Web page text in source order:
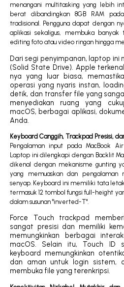
menangani multitasking yang lebih
berat dibandingkan 8GB RAM
tradisional. Pengguna dapat dengan
aplikasi sekaligus, membuka
editing foto atau video ringan hingga
Dari segi penyimpanan, laptop ini
(Solid State Drive). Apple
nya yang luar biasa,
operasi yang nyaris instan,
detik, dan transfer file yang
menyediakan ruang yang
macOS, berbagai aplikasi,
Anda.
Keyboard Canggih, Trackpad Presisi,
Pengalaman input pada MacBook
Laptop ini dilengkapi dengan Backlit
dikenal dengan mekanisme gunting
yang memuaskan dan
senyap. Keyboard ini memiliki tata
termasuk 12 tombol fungsi full-height
dalam susunan "inverted-T".
Force Touch trackpad
sangat presisi dan memiliki
memungkinkan berbagai
macOS. Selain itu, Touch ID
keyboard memungkinkan
dan aman untuk login sistem,
membuka file yang terenkripsi.